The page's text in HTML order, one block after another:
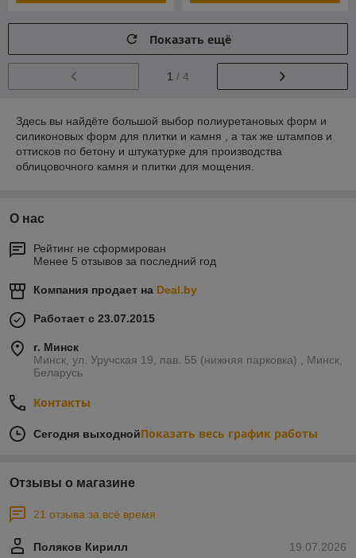
Показать ещё
1 / 4
Здесь вы найдёте большой выбор полиуретановых форм и
силиконовых форм для плитки и камня , а так же штампов и
оттисков по бетону и штукатурке для производства
облицовочного камня и плитки для мощения.
О нас
Рейтинг не сформирован
Менее 5 отзывов за последний год
Компания продает на Deal.by
Работает с 23.07.2015
г. Минск
Минск, ул. Уручская 19, пав. 55 (нижняя парковка) , Минск,
Беларусь
Контакты
Сегодня выходнойПоказать весь график работы
Отзывы о магазине
21 отзыва за всё время
19.07.2026
Поляков Кирилл